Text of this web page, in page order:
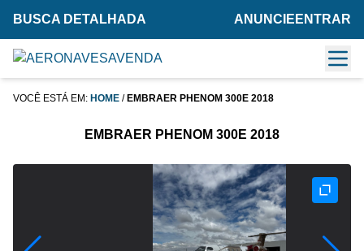
BUSCA DETALHADA ANUNCIE ENTRAR
VOCÊ ESTÁ EM: HOME / EMBRAER PHENOM 300E 2018
EMBRAER PHENOM 300E 2018